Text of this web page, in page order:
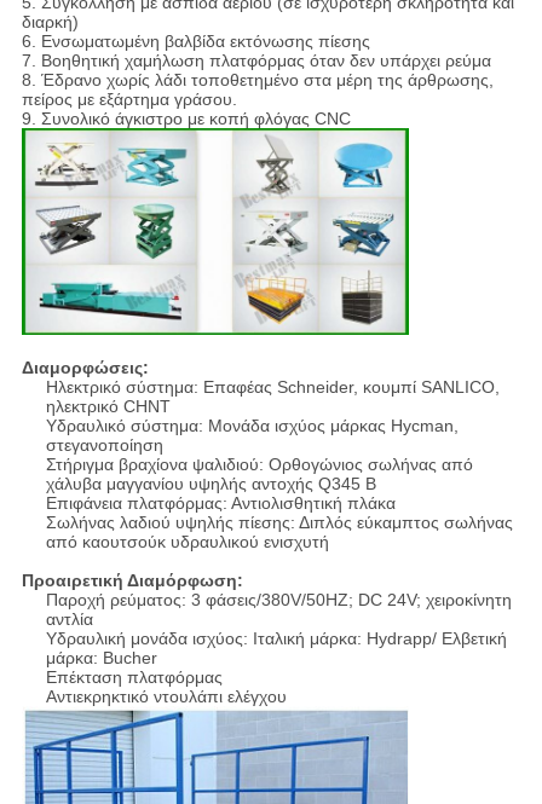
διαρκή)
6. Ενσωματωμένη βαλβίδα εκτόνωσης πίεσης
7. Βοηθητική χαμήλωση πλατφόρμας όταν δεν υπάρχει ρεύμα
8. Έδρανο χωρίς λάδι τοποθετημένο στα μέρη της άρθρωσης,
πείρος με εξάρτημα γράσου.
9. Συνολικό άγκιστρο με κοπή φλόγας CNC
Διαμορφώσεις:
Ηλεκτρικό σύστημα: Επαφέας Schneider, κουμπί SANLICO,
ηλεκτρικό CHNT
Υδραυλικό σύστημα: Μονάδα ισχύος μάρκας Hycman,
στεγανοποίηση
Στήριγμα βραχίονα ψαλιδιού: Ορθογώνιος σωλήνας από
χάλυβα μαγγανίου υψηλής αντοχής Q345 B
Επιφάνεια πλατφόρμας: Αντιολισθητική πλάκα
Σωλήνας λαδιού υψηλής πίεσης: Διπλός εύκαμπτος σωλήνας
από καουτσούκ υδραυλικού ενισχυτή
Προαιρετική Διαμόρφωση:
Παροχή ρεύματος: 3 φάσεις/380V/50HZ; DC 24V; χειροκίνητη
αντλία
Υδραυλική μονάδα ισχύος: Ιταλική μάρκα: Hydrapp/ Ελβετική
μάρκα: Bucher
Επέκταση πλατφόρμας
Αντιεκρηκτικό ντουλάπι ελέγχου